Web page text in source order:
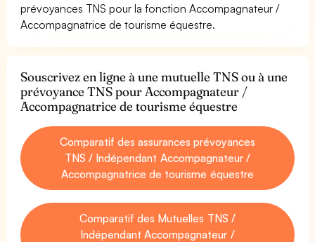
prévoyances TNS pour la fonction Accompagnateur /
Accompagnatrice de tourisme équestre.
Souscrivez en ligne à une mutuelle TNS ou à une
prévoyance TNS pour Accompagnateur /
Accompagnatrice de tourisme équestre
Comparatif des assurances prévoyances
TNS / Indépendant Accompagnateur /
Accompagnatrice de tourisme équestre
Comparatif des Mutuelles TNS /
Indépendant Accompagnateur /